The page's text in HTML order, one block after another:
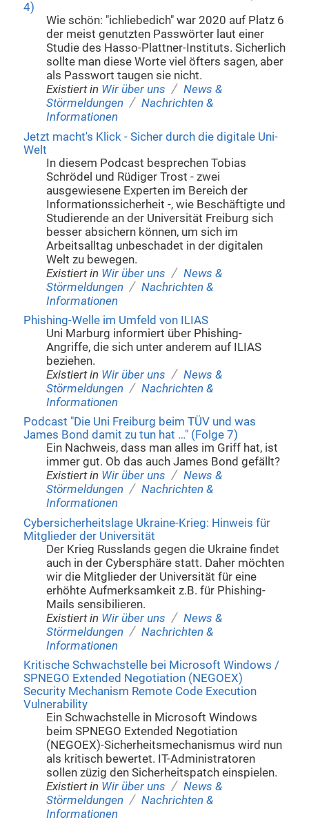
4)
Wie schön: "ichliebedich" war 2020 auf Platz 6
der meist genutzten Passwörter laut einer
Studie des Hasso-Plattner-Instituts. Sicherlich
sollte man diese Worte viel öfters sagen, aber
als Passwort taugen sie nicht.
Existiert in Wir über uns / News &
Störmeldungen / Nachrichten &
Informationen
Jetzt macht's Klick - Sicher durch die digitale Uni-
Welt
In diesem Podcast besprechen Tobias
Schrödel und Rüdiger Trost - zwei
ausgewiesene Experten im Bereich der
Informationssicherheit -, wie Beschäftigte und
Studierende an der Universität Freiburg sich
besser absichern können, um sich im
Arbeitsalltag unbeschadet in der digitalen
Welt zu bewegen.
Existiert in Wir über uns / News &
Störmeldungen / Nachrichten &
Informationen
Phishing-Welle im Umfeld von ILIAS
Uni Marburg informiert über Phishing-
Angriffe, die sich unter anderem auf ILIAS
beziehen.
Existiert in Wir über uns / News &
Störmeldungen / Nachrichten &
Informationen
Podcast "Die Uni Freiburg beim TÜV und was
James Bond damit zu tun hat …" (Folge 7)
Ein Nachweis, dass man alles im Griff hat, ist
immer gut. Ob das auch James Bond gefällt?
Existiert in Wir über uns / News &
Störmeldungen / Nachrichten &
Informationen
Cybersicherheitslage Ukraine-Krieg: Hinweis für
Mitglieder der Universität
Der Krieg Russlands gegen die Ukraine findet
auch in der Cybersphäre statt. Daher möchten
wir die Mitglieder der Universität für eine
erhöhte Aufmerksamkeit z.B. für Phishing-
Mails sensibilieren.
Existiert in Wir über uns / News &
Störmeldungen / Nachrichten &
Informationen
Kritische Schwachstelle bei Microsoft Windows /
SPNEGO Extended Negotiation (NEGOEX)
Security Mechanism Remote Code Execution
Vulnerability
Ein Schwachstelle in Microsoft Windows
beim SPNEGO Extended Negotiation
(NEGOEX)-Sicherheitsmechanismus wird nun
als kritisch bewertet. IT-Administratoren
sollen züzig den Sicherheitspatch einspielen.
Existiert in Wir über uns / News &
Störmeldungen / Nachrichten &
Informationen